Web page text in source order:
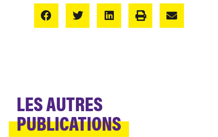
LES AUTRES
PUBLICATIONS